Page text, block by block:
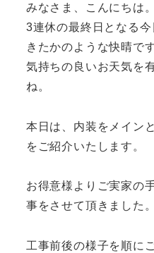
みなさま、こんにちは。
3連休の最終日となる
きたかのような快晴です
気持ちの良いお天気を
ね。
本日は、内装をメイン
をご紹介いたします。
お得意様よりご実家の
事をさせて頂きました。
工事前後の様子を順に